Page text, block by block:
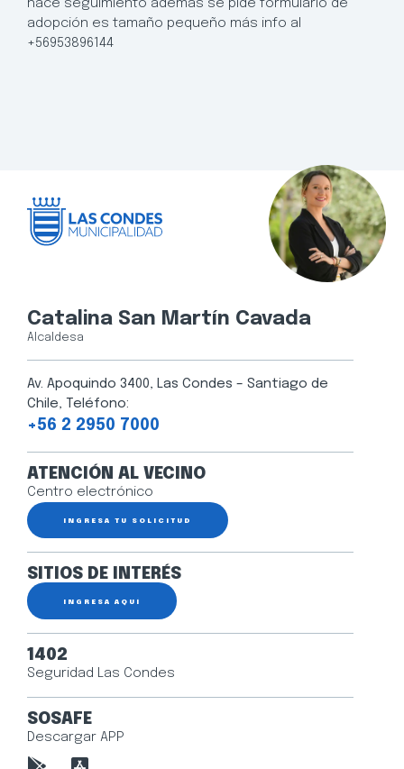
hace seguimiento además se pide formulario de
adopción es tamaño pequeño más info al
+56953896144
Catalina San Martín Cavada
Alcaldesa
Av. Apoquindo 3400, Las Condes – Santiago de
Chile, Teléfono:
+56 2 2950 7000
ATENCIÓN AL VECINO
Centro electrónico
INGRESA TU SOLICITUD
SITIOS DE INTERÉS
INGRESA AQUÍ
1402
Seguridad Las Condes
SOSAFE
Descargar APP